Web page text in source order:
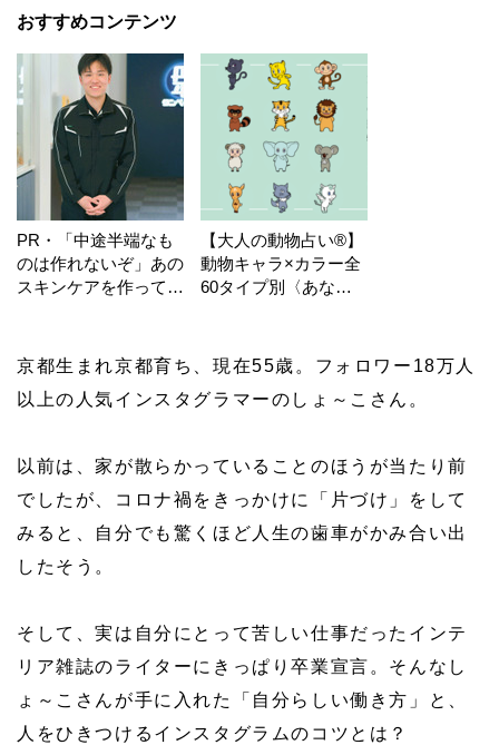
おすすめコンテンツ
PR・「中途半端なも
のは作れないぞ」あの
スキンケアを作ってい
【大人の動物占い®】
動物キャラ×カラー全
60タイプ別〈あなた
京都生まれ京都育ち、現在55歳。フォロワー18万人
以上の人気インスタグラマーのしょ～こさん。
以前は、家が散らかっていることのほうが当たり前
でしたが、コロナ禍をきっかけに「片づけ」をして
みると、自分でも驚くほど人生の歯車がかみ合い出
したそう。
そして、実は自分にとって苦しい仕事だったインテ
リア雑誌のライターにきっぱり卒業宣言。そんなし
ょ～こさんが手に入れた「自分らしい働き方」と、
人をひきつけるインスタグラムのコツとは？